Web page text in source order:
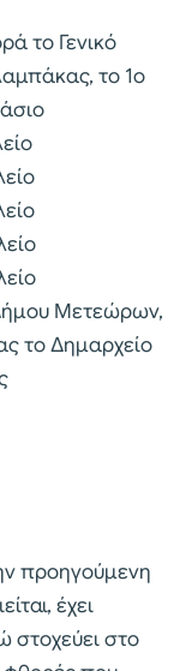
το Γενικό
το 1ο
Μετεώρων,
το Δημαρχείο
προηγούμενη
έχει
στοχεύει στο